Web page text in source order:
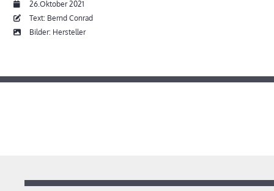
26.Oktober 2021
Text: Bernd Conrad
Bilder: Hersteller